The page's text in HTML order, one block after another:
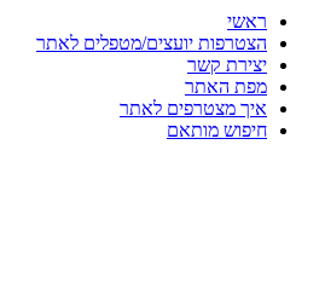
ראשי
הצטרפות יועצים/מטפלים לאתר
יצירת קשר
מפת האתר
איך מצטרפים לאתר
חיפוש מותאם